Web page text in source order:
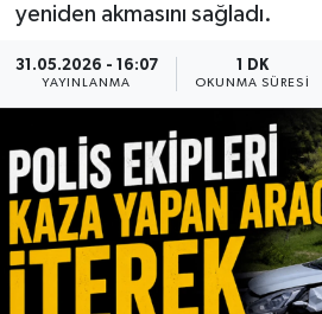
yeniden akmasını sağladı.
31.05.2026 - 16:07
YAYINLANMA
1 DK
OKUNMA SÜRESI